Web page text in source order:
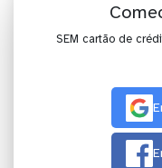
SEM cartão de